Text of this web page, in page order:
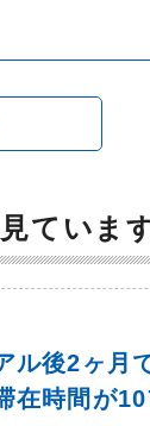
ていま
ル後2ヶ月
在時間が